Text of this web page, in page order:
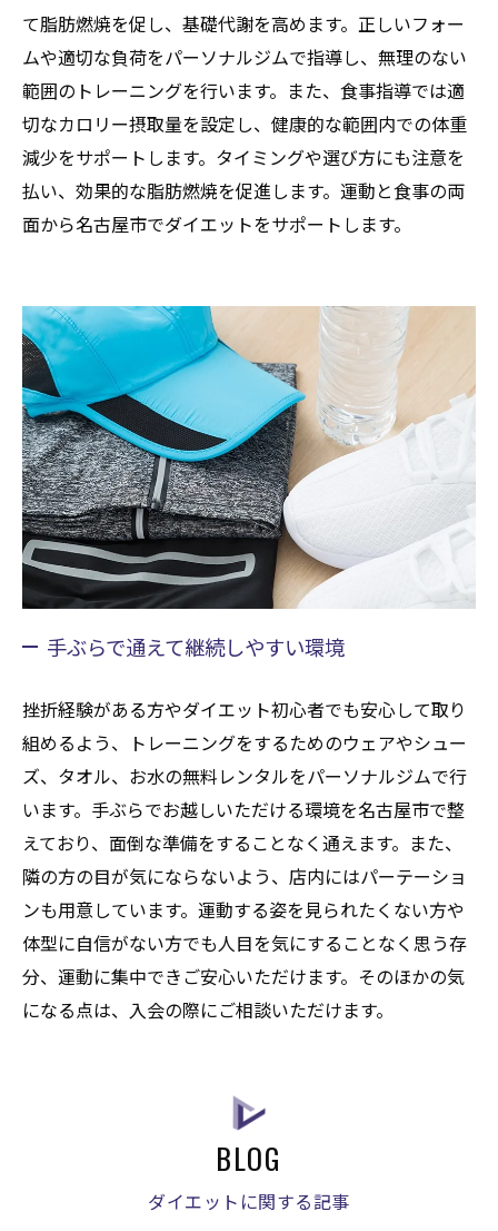
て脂肪燃焼を促し、基礎代謝を高めます。正しいフォー
ムや適切な負荷をパーソナルジムで指導し、無理のない
範囲のトレーニングを行います。また、食事指導では適
切なカロリー摂取量を設定し、健康的な範囲内での体重
減少をサポートします。タイミングや選び方にも注意を
払い、効果的な脂肪燃焼を促進します。運動と食事の両
面から名古屋市でダイエットをサポートします。
手ぶらで通えて継続しやすい環境
挫折経験がある方やダイエット初心者でも安心して取り
組めるよう、トレーニングをするためのウェアやシュー
ズ、タオル、お水の無料レンタルをパーソナルジムで行
います。手ぶらでお越しいただける環境を名古屋市で整
えており、面倒な準備をすることなく通えます。また、
隣の方の目が気にならないよう、店内にはパーテーショ
ンも用意しています。運動する姿を見られたくない方や
体型に自信がない方でも人目を気にすることなく思う存
分、運動に集中できご安心いただけます。そのほかの気
になる点は、入会の際にご相談いただけます。
BLOG
ダイエットに関する記事